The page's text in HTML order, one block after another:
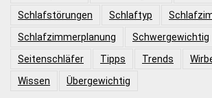
Schlafstörungen
Schlaftyp
Schlafzimmerplanung
Schwergewichtig
Seitenschläfer
Tipps Trends
Wissen
Übergewichtig